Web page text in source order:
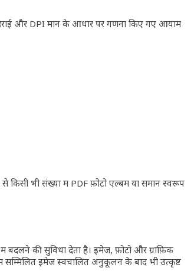
गहराई और DPI मान के आधार पर गणना किए गए आयाम
किसी भी संख्या में PDF फ़ोटो एल्बम या समान स्वरूप
बदलने की सुविधा देता है। इमेज, फ़ोटो और ग्राफ़िक
इमेज स्वचालित अनुकूलन के बाद भी उत्कृष्ट